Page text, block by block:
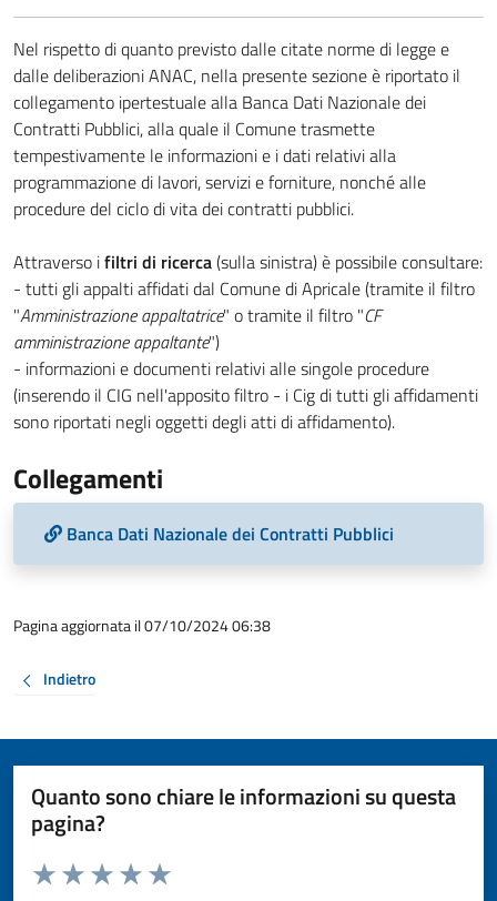
Nel rispetto di quanto previsto dalle citate norme di legge e
dalle deliberazioni ANAC, nella presente sezione è riportato il
collegamento ipertestuale alla Banca Dati Nazionale dei
Contratti Pubblici, alla quale il Comune trasmette
tempestivamente le informazioni e i dati relativi alla
programmazione di lavori, servizi e forniture, nonché alle
procedure del ciclo di vita dei contratti pubblici.
Attraverso ifiltri di ricerca(sulla sinistra) è possibile consultare:
- tutti gli appalti affidati dal Comune di Apricale (tramite il filtro
"Amministrazione appaltatrice" o tramite il filtro "CF
amministrazione appaltante")
- informazioni e documenti relativi alle singole procedure
(inserendo il CIG nell'apposito filtro - i Cig di tutti gli affidamenti
sono riportati negli oggetti degli atti di affidamento).
Collegamenti
Banca Dati Nazionale dei Contratti Pubblici
Pagina aggiornata il 07/10/2024 06:38
Indietro
Quanto sono chiare le informazioni su questa
pagina?
Valuta da 1 a 5 stelle la pagina